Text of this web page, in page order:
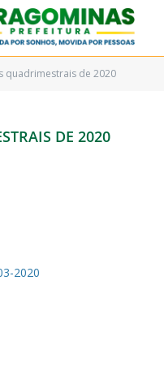
quadrimestrais de 2020
DE 2020
2020